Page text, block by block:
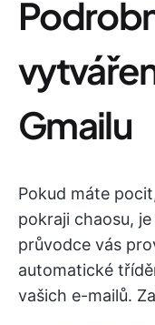
Gmailu
Pokud máte
pokraji chaosu,
průvodce vás
automatické
vašich e-mailů.